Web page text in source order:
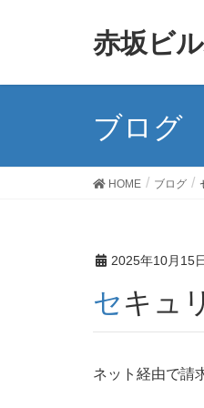
赤坂ビ
ブログ
HOME ブログ
2025年10月15
セキ
ネット経由で請